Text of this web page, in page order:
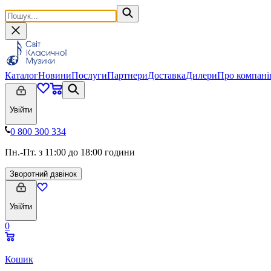
КаталогНовиниПослугиПартнериДоставкаДилериПро
Увійти
0 800 300 334
Пн.-Пт. з 11:00 до 18:00 години
Зворотний дзвінок
Увійти
0
Кошик